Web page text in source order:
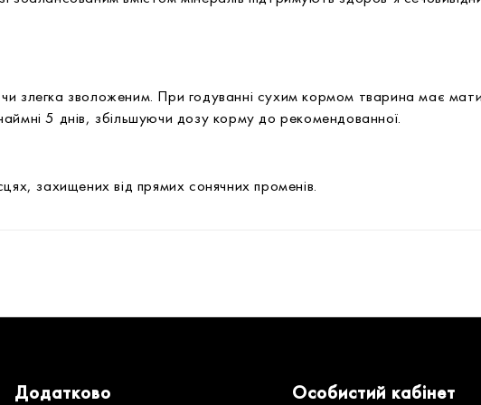
злегка зволоженим. При годуванні сухим кормом тварина має
5 днів, збільшуючи дозу корму до рекомендованної.
захищених від прямих сонячних променів.
Додатково Особистий кабінет